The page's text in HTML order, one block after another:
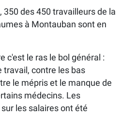
350 des 450 travailleurs de la
à Montauban sont en
c'est le ras le bol général :
travail, contre les bas
le mépris et le manque de
médecins. Les
les salaires ont été